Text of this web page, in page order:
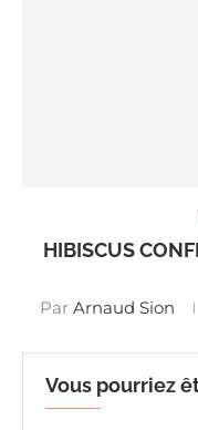
HIBISCUS
Par Arnaud Sion
Vous pourriez